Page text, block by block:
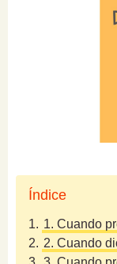
Índice
1. 1. Cuando
2. 2. Cuando